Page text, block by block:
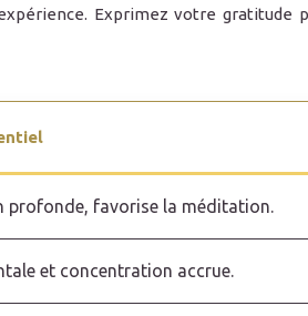
Exprimez votre gratitude
profonde, favorise la méditation.
et concentration accrue.